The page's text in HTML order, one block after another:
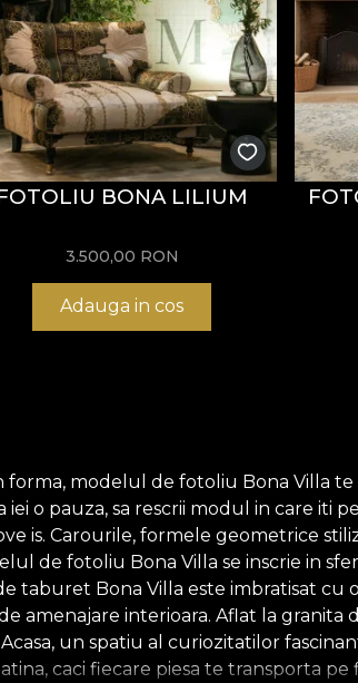
BONA LILIUM
3.500,00 RON
Adauga in cos
modelul de fotoliu Bona Villa
iei o pauza, sa rescrii modul in care
is. Carourile, formele geometrice
de fotoliu Bona Villa se inscrie in
taburet Bona Villa este imbratisat
amenajare interioara. Aflat la
un spatiu al curiozitatilor
caci fiecare piesa te transporta